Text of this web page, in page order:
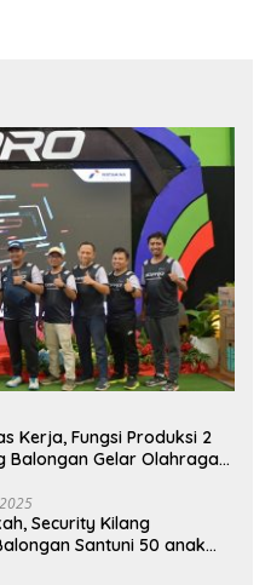
Kerja, Fungsi Produksi 2
Balongan Gelar Olahraga
Security Kilang
Santuni 50 anak